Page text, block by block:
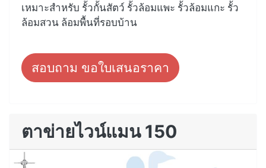
เหมาะสำหรับ รั้วกั้นสัตว์ รั้วล้อมแพะ รั้วล้อมแกะ รั้ว
ล้อมสวน ล้อมพื้นที่รอบบ้าน
สอบถาม ขอใบเสนอราคา
ตาข่ายไวน์แมน 150